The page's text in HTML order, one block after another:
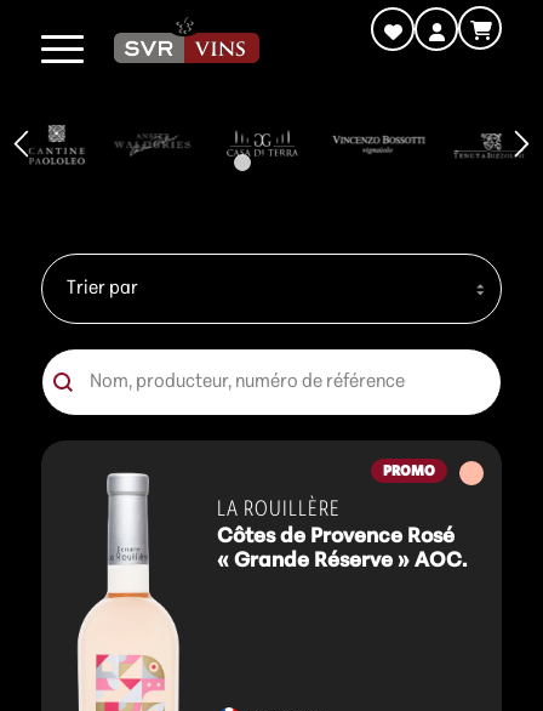
Tri
Trier le contenu
Recherche
Rechercher
Vins
rosés
PROMO
LA ROUILLÈRE
Côtes de Provence Rosé
« Grande Réserve » AOC.